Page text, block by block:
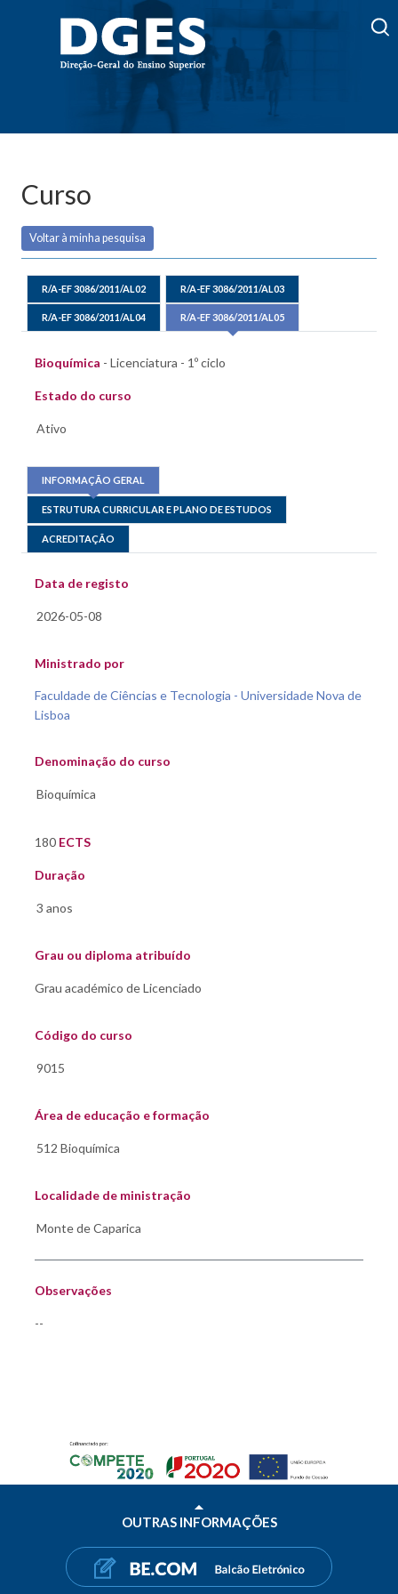
Curso
Voltar à minha pesquisa
R/A-EF 3086/2011/AL02 R/A-EF 3086/2011/AL03
R/A-EF 3086/2011/AL04 R/A-EF 3086/2011/AL05
Bioquímica - Licenciatura - 1º ciclo
Estado do curso
INFORMAÇÃO GERAL
ESTRUTURA CURRICULAR E PLANO DE ESTUDOS
ACREDITAÇÃO
Data de registo
Ministrado por
Faculdade de Ciências e Tecnologia - Universidade Nova de
Lisboa
Denominação do curso
180 ECTS
Duração
Grau ou diploma atribuído
Código do curso
Área de educação e formação
Localidade de ministração
Observações
--
OUTRAS INFORMAÇÕES